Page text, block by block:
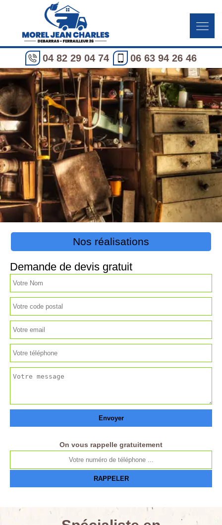
04 82 29 04 74 06 63 94 26 46
Nos réalisations
Demande de devis gratuit
On vous rappelle gratuitement